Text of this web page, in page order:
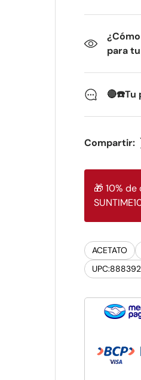
para
🔴☎️Tu
Compartir:
🎁 10%
ACETATO